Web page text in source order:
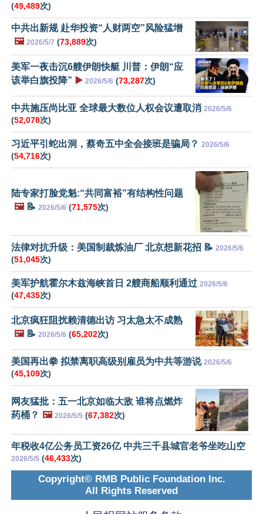
(49,489次)
中共出新规 赴华投资“人财两空”风险猛增
🖼️ 2026/5/7 (73,889次)
美军一夜击沉6艘伊朗快艇 川普：伊朗“应
该举白旗投降” ▶️ 2026/5/6 (73,287次)
中共施压尚比亚 全球最大数位人权会议遭取消 2026/5/6
(52,078次)
习近平引蛇出洞，蔡奇五中全会接班是骗局？ 2026/5/6
(54,716次)
陆专家打脸党魁:“共同富裕”有结构性问题
🖼️📝 2026/5/6 (71,575次)
法律对抗升级：美国制裁炼油厂 北京想新花招 📝 2026/5/6
(51,045次)
美军护航霍尔木兹海峡首日 2艘商船顺利通过 2026/5/6
(47,435次)
北京疯狂阻扰赖清德出访 习太急太不成熟
🖼️📝 2026/5/6 (65,202次)
美国再出拳 拟禁离职高级别雇员为中共等游说 2026/5/6
(45,109次)
网友猛批：五一北京如临大敌 谁将点燃炸
药桶？ 🖼️ 2026/5/5 (67,382次)
年税收4亿公务员工资26亿 中共三千县城官老爷坐吃山空
2026/5/5 (46,433次)
Copyright© RMB Public Foundation Inc.
All Rights Reserved